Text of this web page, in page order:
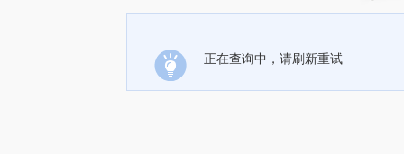
正在查询中，请刷新重试